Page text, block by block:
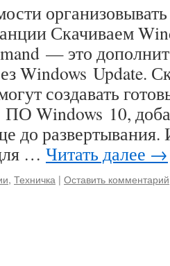
Скачиваем
— это
Windows Update.
создавать
ПО Windows 10,
до
… Читать далее →
, Техничка | Оставить комментарий